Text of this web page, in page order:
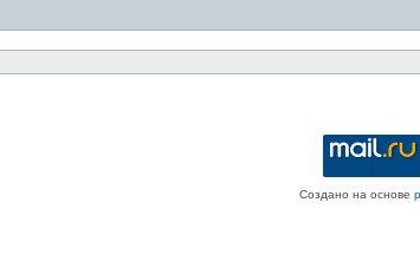
Создано на основе